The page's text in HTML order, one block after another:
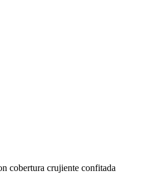
cobertura crujiente confitada